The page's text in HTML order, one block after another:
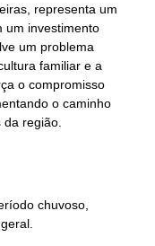
representa um
um investimento
um problema
familiar e a
o compromisso
o caminho
região.
chuvoso,